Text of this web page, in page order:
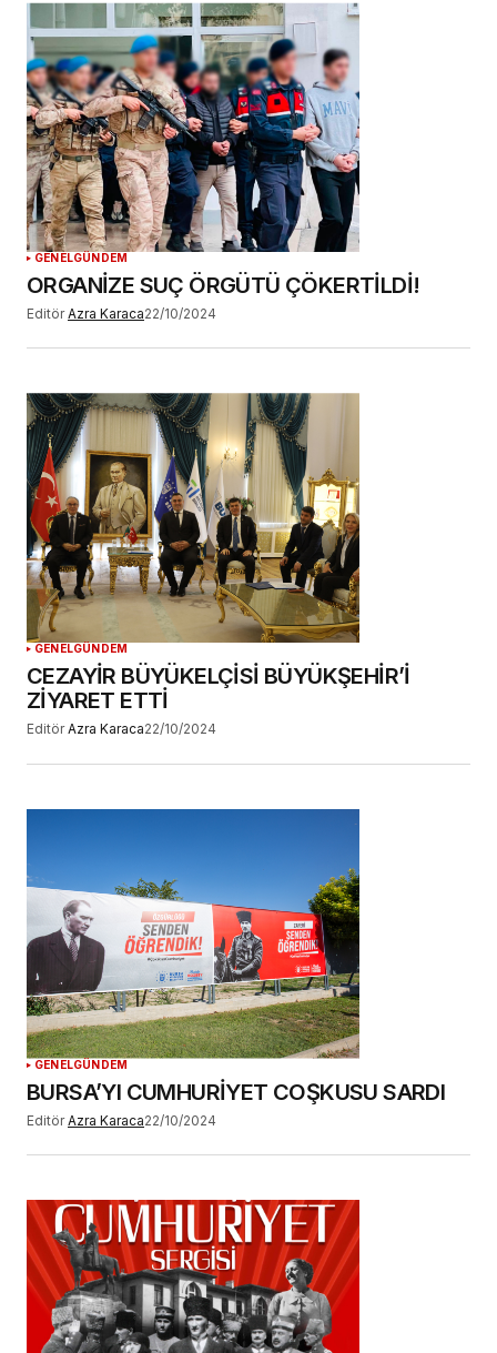
GENELGÜNDEM
ORGANİZE SUÇ ÖRGÜTÜ ÇÖKERTİLDİ!
Editör Azra Karaca22/10/2024
GENELGÜNDEM
CEZAYİR BÜYÜKELÇİSİ BÜYÜKŞEHİR’İ
ZİYARET ETTİ
Editör Azra Karaca22/10/2024
GENELGÜNDEM
BURSA’YI CUMHURİYET COŞKUSU SARDI
Editör Azra Karaca22/10/2024